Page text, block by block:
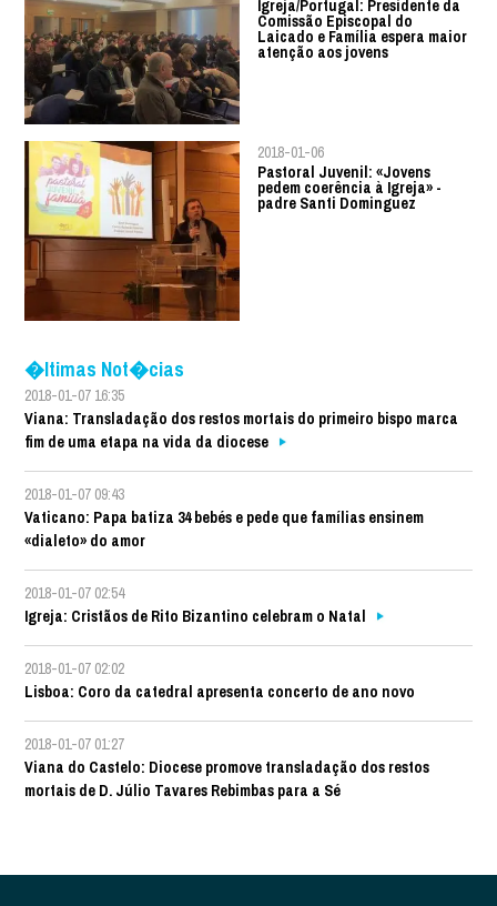
Igreja/Portugal: Presidente da
Comissão Episcopal do
Laicado e Família espera maior
atenção aos jovens
2018-01-06
Pastoral Juvenil: «Jovens
pedem coerência à Igreja» -
padre Santi Dominguez
�ltimas Not�cias
2018-01-07 16:35
Viana: Transladação dos restos mortais do primeiro bispo marca
fim de uma etapa na vida da diocese
2018-01-07 09:43
Vaticano: Papa batiza 34 bebés e pede que famílias ensinem
«dialeto» do amor
2018-01-07 02:54
Igreja: Cristãos de Rito Bizantino celebram o Natal
2018-01-07 02:02
Lisboa: Coro da catedral apresenta concerto de ano novo
2018-01-07 01:27
Viana do Castelo: Diocese promove transladação dos restos
mortais de D. Júlio Tavares Rebimbas para a Sé